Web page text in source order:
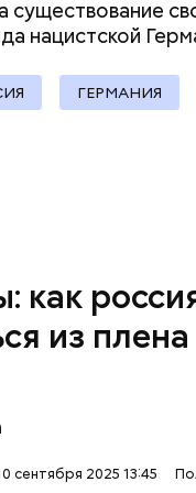
существование
нацистской
ГЕРМАНИЯ
как
из плена
сентября 2025 13:45
попала по
следить за своей
лингвиста
русски